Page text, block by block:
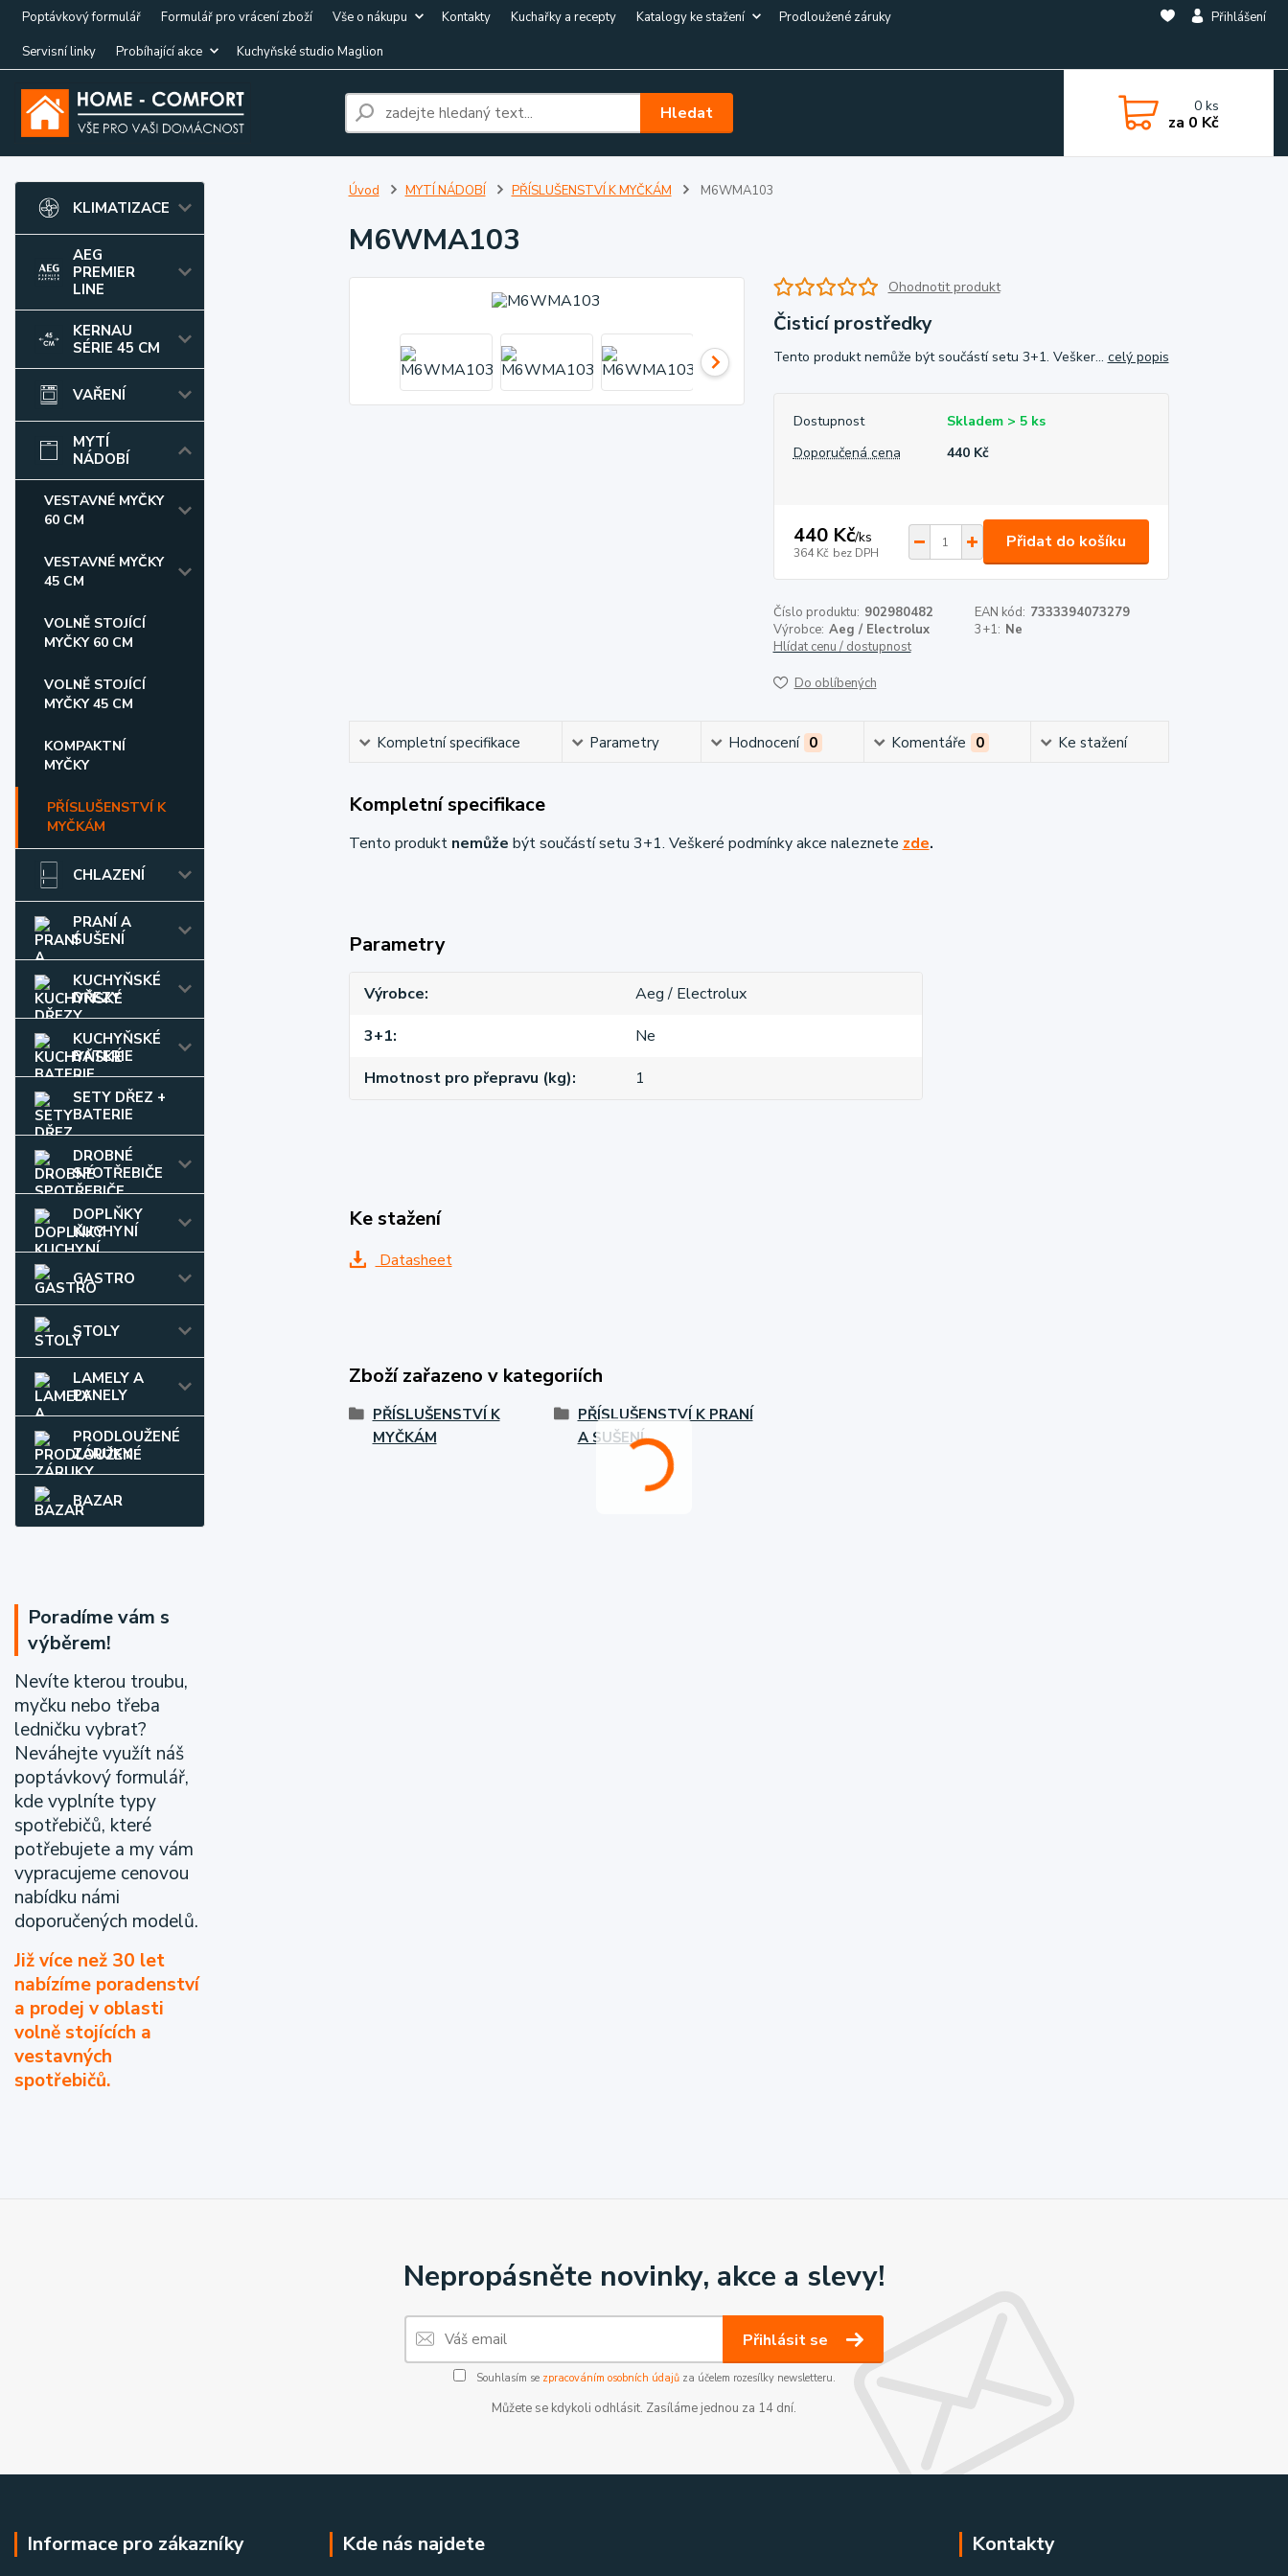
Poptávkový formulář Formulář pro vrácení zboží Vše o nákupu Kontakty Kuchařky a recepty Katalogy ke stažení
Prodloužené záruky
Servisní linky
Probíhající akce Kuchyňské studio Maglion
Přihlášení
Hledat 0 ks
za 0 Kč
KLIMATIZACE
AEG
PREMIER
LINE
KERNAU
SÉRIE 45 CM
VAŘENÍ
MYTÍ
NÁDOBÍ
VESTAVNÉ MYČKY
60 CM
VESTAVNÉ MYČKY
45 CM
VOLNĚ STOJÍCÍ
MYČKY 60 CM
VOLNĚ STOJÍCÍ
MYČKY 45 CM
KOMPAKTNÍ
MYČKY
PŘÍSLUŠENSTVÍ K
MYČKÁM
CHLAZENÍ
PRANÍ A
SUŠENÍ
KUCHYŇSKÉ
DŘEZY
KUCHYŇSKÉ
BATERIE
SETY DŘEZ +
BATERIE
DROBNÉ
SPOTŘEBIČE
DOPLŇKY
KUCHYNÍ
GASTRO
STOLY
LAMELY A
PANELY
PRODLOUŽENÉ
ZÁRUKY
BAZAR
Poradíme vám s
výběrem!
Nevíte kterou troubu,
myčku nebo třeba
ledničku vybrat?
Neváhejte využít náš
poptávkový formulář,
kde vyplníte typy
spotřebičů, které
potřebujete a my vám
vypracujeme cenovou
nabídku námi
doporučených modelů.
Již více než 30 let
nabízíme poradenství
a prodej v oblasti
volně stojících a
vestavných
spotřebičů.
Úvod MYTÍ NÁDOBÍ PŘÍSLUŠENSTVÍ K MYČKÁM M6WMA103
M6WMA103
Ohodnotit produkt
Čisticí prostředky
Tento produkt nemůže být součástí setu 3+1. Vešker... celý popis
Dostupnost
Skladem > 5 ks
Doporučená cena
440 Kč
440 Kč/ks
364 Kč bez DPH
Přidat do košíku
Číslo produktu: 902980482 EAN kód: 7333394073279
Výrobce: Aeg / Electrolux 3+1: Ne
Hlídat cenu / dostupnost
Do oblíbených
Kompletní specifikace Parametry Hodnocení 0 Komentáře 0 Ke stažení
Kompletní specifikace
Tento produkt nemůže být součástí setu 3+1. Veškeré podmínky akce naleznete zde.
Parametry
Výrobce
Aeg / Electrolux
3+1
Ne
Hmotnost pro přepravu (kg)
1
Ke stažení
Datasheet
Zboží zařazeno v kategoriích
PŘÍSLUŠENSTVÍ K
MYČKÁM
PŘÍSLUŠENSTVÍ K PRANÍ
A SUŠENÍ
Nepropásněte novinky, akce a slevy!
Přihlásit se
Souhlasím se zpracováním osobních údajůza účelem rozesílky newsletteru.
Můžete se kdykoli odhlásit. Zasíláme jednou za 14 dní.
Informace pro zákazníky Kde nás najdete Kontakty